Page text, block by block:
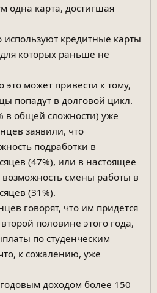
одна карта, достигшая
используют кредитные карты
которых раньше не
это может привести к тому,
попадут в долговой цикл.
в общей сложности) уже
заявили, что
подработки в
(47%), или в настоящее
смены работы в
(31%).
говорят, что им придется
половине этого года,
по студенческим
к сожалению, уже
доходом более 150